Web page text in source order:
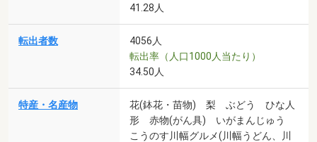
41.28人
転出者数
4056人
転出率（人口1000人当たり）
34.50人
特産・名産物
花(鉢花・苗物) 梨 ぶどう ひな人
形 赤物(がん具) いがまんじゅう
こうのす川幅グルメ(川幅うどん、川